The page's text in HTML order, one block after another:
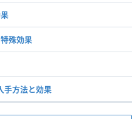
殊効果
手方法と効果